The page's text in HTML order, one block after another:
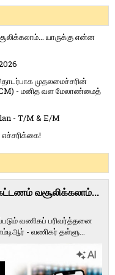
யாருக்கு என்ன
முதலமைச்சரின்
- மனித வள மேலாண்மைத்
- T/M & E/M
வசூலிக்கலாம்...
வணி​கப் பரிவர்த்​தனை​
- வணி​கர் தள்​ளு...